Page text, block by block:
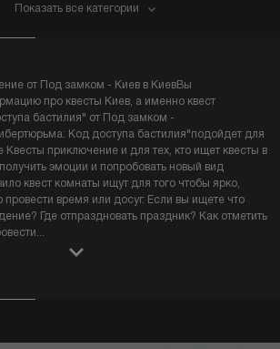
Показать все категории
от Под замком - Киев в КиевВы
про квесты Киев, а именно квест
бастилия" от Под замком -
Код доступа бастилия"подойдет для
Квесты приключение и для тех, кто ищет квесты в
эмоции и попробовать новый вид
квест комнаты ищут для того чтобы ярко,
время или досуг. Если вы ищете что
Где отпраздновать праздник? Как отметить